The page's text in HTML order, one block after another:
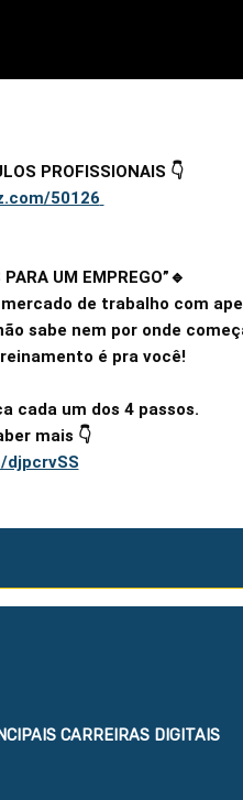
PROFISSIONAIS 👇
50126
UM EMPREGO”🔹
de trabalho com
sabe nem por onde
é pra você!
cada um dos 4 passos.
👇Clique para saber mais 👇
CARREIRAS DIGITAIS